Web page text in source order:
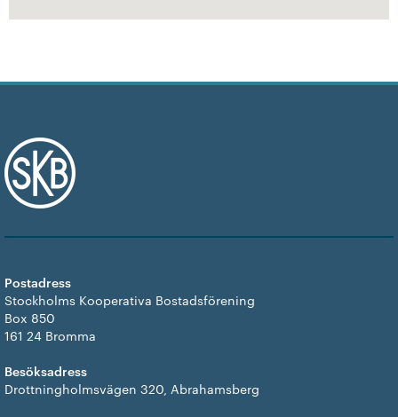
Postadress
Stockholms Kooperativa Bostadsförening
Box 850
161 24 Bromma
Besöksadress
Drottningholmsvägen 320, Abrahamsberg